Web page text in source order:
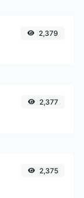
2,379
2,377
2,375